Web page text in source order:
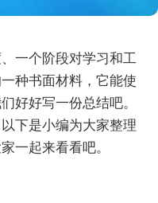
一个阶段对学习和工
种书面材料，它能使
好好写一份总结吧。
下是小编为大家整理
一起来看看吧。